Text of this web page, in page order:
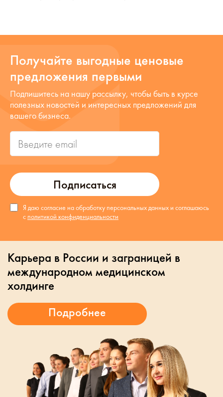
Получайте выгодные ценовые
предложения первыми
Подписаться
Подпишитесь на нашу рассылку, чтобы быть в курсе
полезных новостей и интересных предложений для
вашего бизнеса.
Я даю согласие на обработку персональных данных и соглашаюсь
с политикой конфиденциальности
Карьера в России и заграницей в
международном медицинском
холдинге